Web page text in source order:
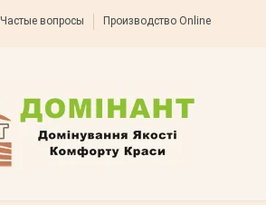
Частые вопросы Производство Online